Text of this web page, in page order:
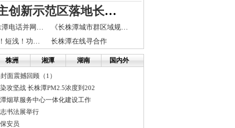
国家自主创新示范区落地长株潭 湖南迎来创新创业大潮
8号凌晨长株潭电话并网首次预演成功。
《长株潭城市群区域规划（2008-2020）》（2014年调整版）正式出炉
转载：浮躁！短浅！功利！
长株潭在线寻合作
株洲 湘潭 湖南 国内外
面震撼回顾（1）
攻坚战 长株潭PM2.5浓度到202
烟草服务中心一体化建设工作
书法展举行
安员